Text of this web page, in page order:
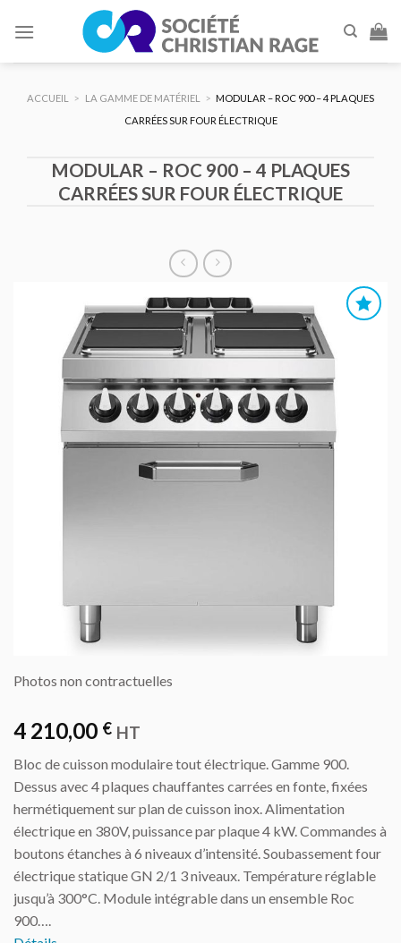
ACCUEIL > LA GAMME DE MATÉRIEL > MODULAR – ROC 900 – 4 PLAQUES
CARRÉES SUR FOUR ÉLECTRIQUE
MODULAR – ROC 900 – 4 PLAQUES
CARRÉES SUR FOUR ÉLECTRIQUE
AJOUTER
AU DEVIS
Photos non contractuelles
4 210,00 € HT
Bloc de cuisson modulaire tout électrique. Gamme 900.
Dessus avec 4 plaques chauffantes carrées en fonte, fixées
hermétiquement sur plan de cuisson inox. Alimentation
électrique en 380V, puissance par plaque 4 kW. Commandes à
boutons étanches à 6 niveaux d’intensité. Soubassement four
électrique statique GN 2/1 3 niveaux. Température réglable
jusqu’à 300°C. Module intégrable dans un ensemble Roc
900….